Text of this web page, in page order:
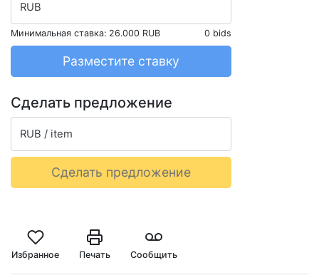
RUB
Минимальная ставка: 26.000 RUB 0 bids
Разместите ставку
Сделать предложение
RUB / item
Сделать предложение
Избранное Печать Сообщить